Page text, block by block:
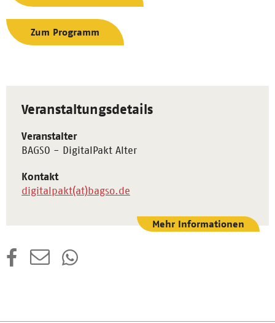
Zum Programm
Veranstaltungsdetails
Veranstalter
BAGSO - DigitalPakt Alter
Kontakt
digitalpakt(at)bagso.de
Mehr Informationen